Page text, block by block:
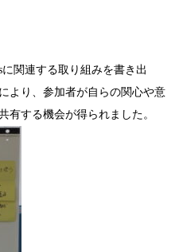
関連する取り組みを書き出
より、参加者が自らの関心や意
有する機会が得られました。